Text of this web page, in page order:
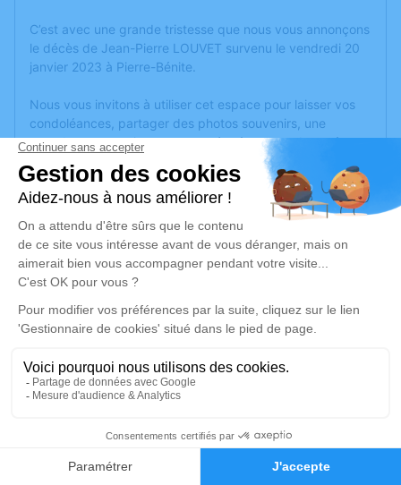
Faire-part Hommages
C’est avec une grande tristesse que nous vous annonçons
le décès de Jean-Pierre LOUVET survenu le vendredi 20
janvier 2023 à Pierre-Bénite.
Nous vous invitons à utiliser cet espace pour laisser vos
condoléances, partager des photos souvenirs, une
anecdote ou exprimer vos pensées à travers des poèmes
ou des textes. Cet endroit est un lieu d'expression dédié à
honorer la mémoire de Jean-Pierre LOUVET.
Un service de plantation d’arbre hommage estdisponible
lundi 30 janvier 2023 à 14h00
Eglise Saint Roch 1 rue de la cure
69340 Francheville
Je rends hommage